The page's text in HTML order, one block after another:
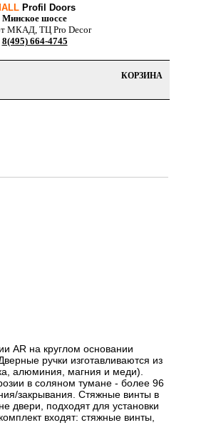
Profil Doors
Минское шоссе
МКАД, ТЦ Pro Decor
8(495) 664-4745
КОРЗИНА
AR на круглом основании
ручки изготавливаются из
алюминия, магния и меди).
в соляном тумане - более 96
закрывания. Стяжные винты в
двери, подходят для установки
входят: стяжные винты,